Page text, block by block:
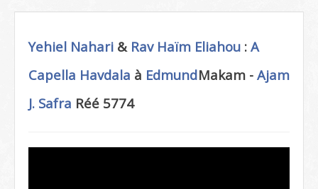
Yehiel Nahari & Rav Haïm Eliahou : A
Capella Havdala Makam - Ajam
à Edmund
J. Safra Réé 5774